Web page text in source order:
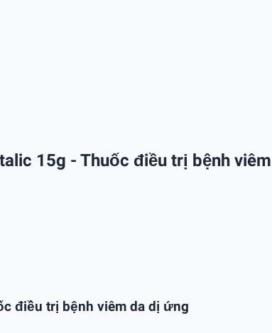
15g - Thuốc điều trị bệnh
điều trị bệnh viêm da dị ứng